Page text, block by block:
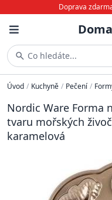
Doprava
Co hledáte...
Úvod / Kuchyně / Pečení /
Nordic Ware Forma
tvaru mořských
karamelová